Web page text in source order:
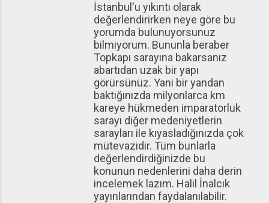
İstanbul'u yıkıntı olarak
değerlendirirken neye göre bu
yorumda bulunuyorsunuz
bilmiyorum. Bununla beraber
Topkapı sarayına bakarsanız
abartıdan uzak bir yapı
görürsünüz. Yani bir yandan
baktığınızda milyonlarca km
kareye hükmeden imparatorluk
sarayı diğer medeniyetlerin
sarayları ile kıyasladığınızda çok
mütevazidir. Tüm bunlarla
değerlendirdiğinizde bu
konunun nedenlerini daha derin
incelemek lazım. Halil İnalcık
yayınlarından faydalanılabilir.